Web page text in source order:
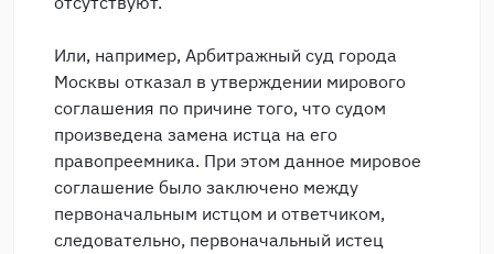
Или, например, Арбитражный суд города
Москвы отказал в утверждении мирового
соглашения по причине того, что судом
произведена замена истца на его
правопреемника. При этом данное мировое
соглашение было заключено между
первоначальным истцом и ответчиком,
следовательно, первоначальный истец